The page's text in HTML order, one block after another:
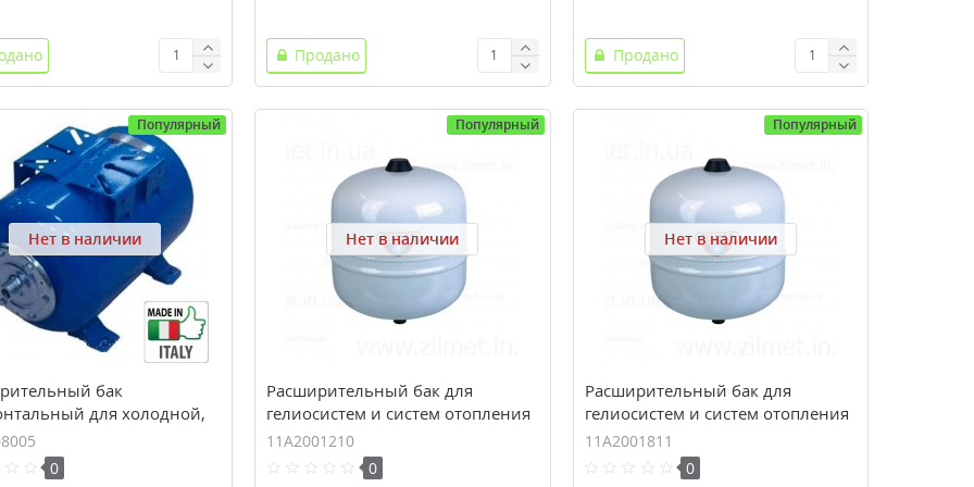
Продано Продано
Популярный
Нет в наличии
бак
для холодной,
воды и насосов ZILMET
PRO 80H (80 л, 10 bar)
0
Популярный
Нет в наличии
Расширительный бак для
гелиосистем и систем отопления
ZILMET SOLAR-PLUS 12 (12 л, 10
11A2001210
0
Популярный
Нет в наличии
Расширительный бак для
гелиосистем и систем отопления
ZILMET SOLAR-PLUS 18 (18 л, 10
11A2001811
0